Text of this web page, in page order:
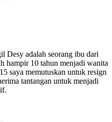
Desy adalah seorang ibu dari
hampir 10 tahun menjadi wanita
saya memutuskan untuk resign
tantangan untuk menjadi